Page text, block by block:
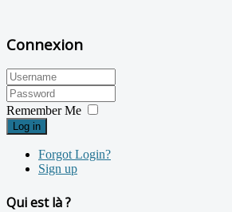
Connexion
Remember Me
Log in
Forgot Login?
Sign up
Qui est là ?